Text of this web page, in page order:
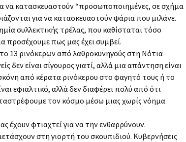
να κατασκευαστούν “προσωποποιημένες, σε σχήμα
για να κατασκευαστούν ψάρια που μιλάνε.
συλλεκτικής τρέλας, που καθίσταται τόσο
προσέχουμε πως μας έχει συμβεί.
13 ρινόκερων από λαθροκυνηγούς στη Νότια
δεν είναι σίγουρος γιατί, αλλά μια απάντηση είναι
από κέρατα ρινόκερου στο φαγητό τους ή το
εφιαλτικό, αλλά δεν διαφέρει πολύ από ότι
τον κόσμο μέσω μιας χωρίς νόημα
έχουν φτιαχτεί για να την ενθαρρύνουν.
στη γιορτή του σκουπιδιού. Κυβερνήσεις